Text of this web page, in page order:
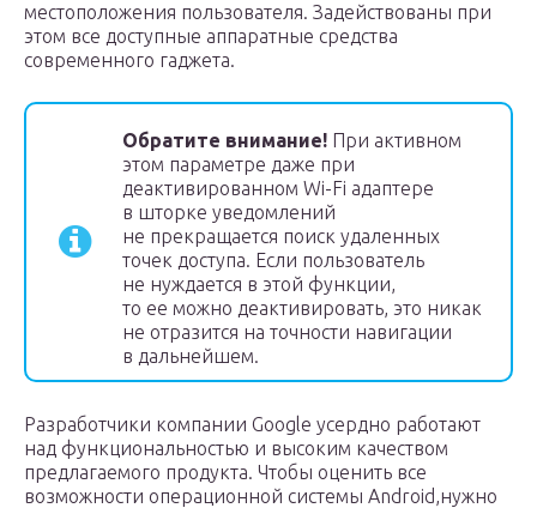
местоположения пользователя. Задействованы при
этом все доступные аппаратные средства
современного гаджета.
Обратите внимание! При активном
этом параметре даже при
деактивированном Wi-Fi адаптере
в шторке уведомлений
не прекращается поиск удаленных
точек доступа. Если пользователь
не нуждается в этой функции,
то ее можно деактивировать, это никак
не отразится на точности навигации
в дальнейшем.
Разработчики компании Google усердно работают
над функциональностью и высоким качеством
предлагаемого продукта. Чтобы оценить все
возможности операционной системы Android,нужно